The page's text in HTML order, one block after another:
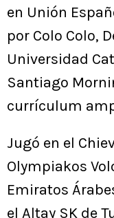
en Unión
por Colo Colo,
Universidad
Santiago
currículum
Jugó en el
Olympiakos
Emiratos
el Altay SK de